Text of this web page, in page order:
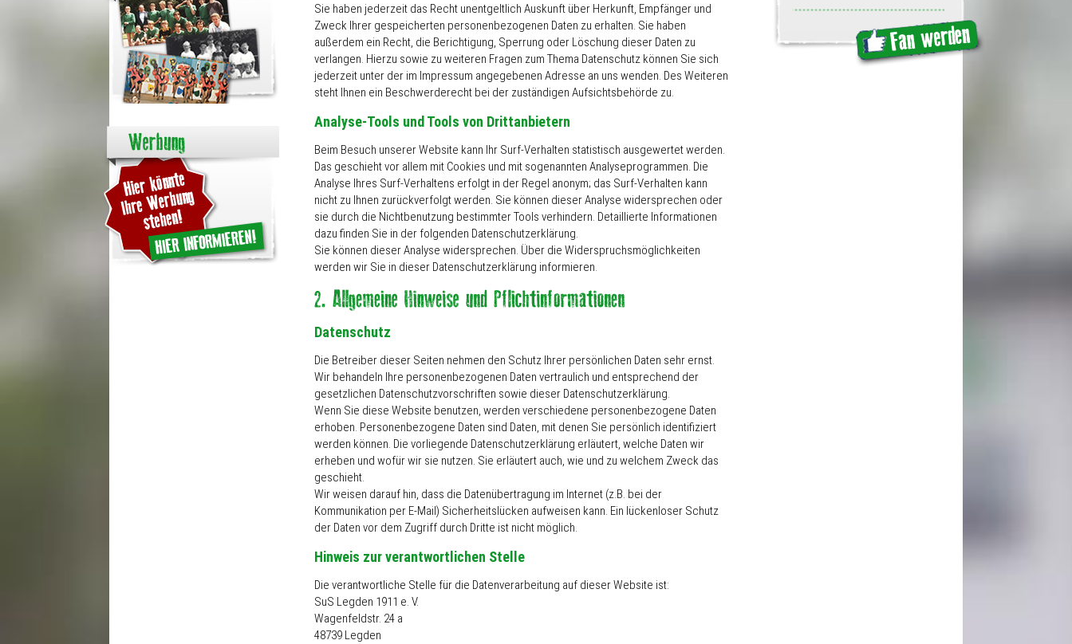
Sie haben jederzeit das Recht unentgeltlich Auskunft über Herkunft, Empfänger und
Zweck Ihrer gespeicherten personenbezogenen Daten zu erhalten. Sie haben
außerdem ein Recht, die Berichtigung, Sperrung oder Löschung dieser Daten zu
verlangen. Hierzu sowie zu weiteren Fragen zum Thema Datenschutz können Sie sich
jederzeit unter der im Impressum angegebenen Adresse an uns wenden. Des Weiteren
steht Ihnen ein Beschwerderecht bei der zuständigen Aufsichtsbehörde zu.
Analyse-Tools und Tools von Drittanbietern
Beim Besuch unserer Website kann Ihr Surf-Verhalten statistisch ausgewertet werden.
Das geschieht vor allem mit Cookies und mit sogenannten Analyseprogrammen. Die
Analyse Ihres Surf-Verhaltens erfolgt in der Regel anonym; das Surf-Verhalten kann
nicht zu Ihnen zurückverfolgt werden. Sie können dieser Analyse widersprechen oder
sie durch die Nichtbenutzung bestimmter Tools verhindern. Detaillierte Informationen
dazu finden Sie in der folgenden Datenschutzerklärung.
Sie können dieser Analyse widersprechen. Über die Widerspruchsmöglichkeiten
werden wir Sie in dieser Datenschutzerklärung informieren.
Datenschutz
Die Betreiber dieser Seiten nehmen den Schutz Ihrer persönlichen Daten sehr ernst.
Wir behandeln Ihre personenbezogenen Daten vertraulich und entsprechend der
gesetzlichen Datenschutzvorschriften sowie dieser Datenschutzerklärung.
Wenn Sie diese Website benutzen, werden verschiedene personenbezogene Daten
erhoben. Personenbezogene Daten sind Daten, mit denen Sie persönlich identifiziert
werden können. Die vorliegende Datenschutzerklärung erläutert, welche Daten wir
erheben und wofür wir sie nutzen. Sie erläutert auch, wie und zu welchem Zweck das
geschieht.
Wir weisen darauf hin, dass die Datenübertragung im Internet (z.B. bei der
Kommunikation per E-Mail) Sicherheitslücken aufweisen kann. Ein lückenloser Schutz
der Daten vor dem Zugriff durch Dritte ist nicht möglich.
Hinweis zur verantwortlichen Stelle
Die verantwortliche Stelle für die Datenverarbeitung auf dieser Website ist:
SuS Legden 1911 e. V.
Wagenfeldstr. 24 a
48739 Legden